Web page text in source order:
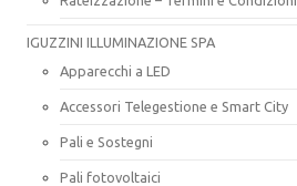
IGUZZINI ILLUMINAZIONE SPA
Apparecchi a LED
Accessori Telegestione e Smart City
Pali e Sostegni
Pali fotovoltaici